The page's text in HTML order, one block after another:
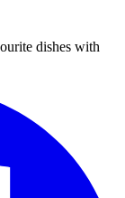
dishes with